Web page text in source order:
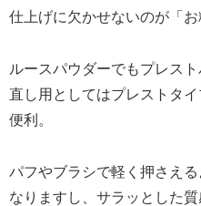
仕上げに欠かせないのが「お
ルースパウダーでもプレス
直し用としてはプレストタ
便利。
パフやブラシで軽く押さえ
なりますし、サラッとした質